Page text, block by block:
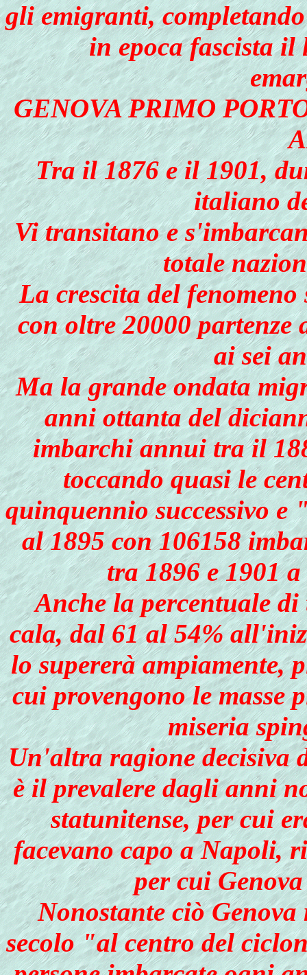
gli emigranti,
in epoca fascista il
GENOVA PRIMO
Tra il 1876 e il 1901,
italiano
Vi transitano e
totale
La crescita del
con oltre 20000
ai sei
Ma la grande ondata
anni ottanta del
imbarchi annui tra il
toccando quasi le
quinquennio successivo e
al 1895 con 106158
tra 1896 e 1901
Anche la percentuale
cala, dal 61 al 54%
lo supererà ampiamente,
cui provengono le masse
miseria
Un'altra ragione decisiva
è il prevalere dagli anni
statunitense, per cui
facevano capo a Napoli,
per cui
Nonostante ciò
secolo "al centro del